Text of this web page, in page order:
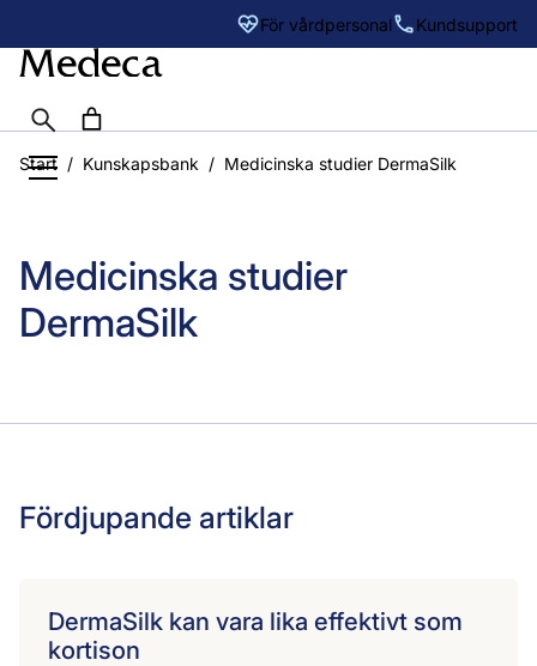
För vårdpersonal Kundsupport
Start / Kunskapsbank / Medicinska studier DermaSilk
Medicinska studier
DermaSilk
Fördjupande artiklar
DermaSilk kan vara lika effektivt som
kortison